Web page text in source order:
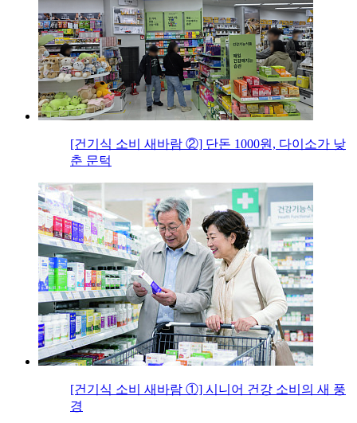
[건기식 소비 새바람 ②] 단돈 1000원, 다이소가 낮
춘 문턱
[건기식 소비 새바람 ①] 시니어 건강 소비의 새 풍
경